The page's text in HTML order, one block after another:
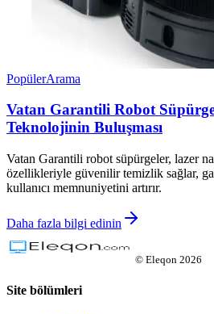
PopülerArama
Vatan Garantili Robot
Teknolojinin Buluşması
Vatan Garantili robot süpürgeler, lazer
özellikleriyle güvenilir temizlik sağlar,
kullanıcı memnuniyetini artırır.
Daha fazla bilgi edinin
© Eleqon 2026
Site bölümleri